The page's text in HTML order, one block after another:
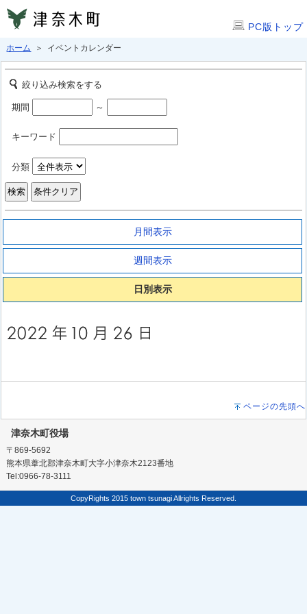
PC版トップ
ホーム ＞ イベントカレンダー
絞り込み検索をする
期間 ～
キーワード
分類
月間表示
週間表示
日別表示
ページの先頭へ
津奈木町役場
〒869-5692
熊本県葦北郡津奈木町大字小津奈木2123番地
Tel:0966-78-3111
CopyRights 2015 town tsunagi Allrights Reserved.